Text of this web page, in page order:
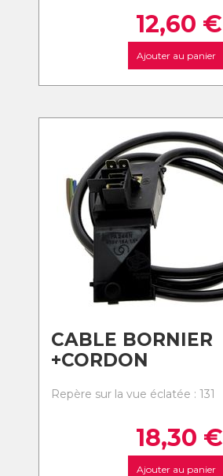
12,60 €
Ajouter au panier
CABLE BORNIER
+CORDON
Repère sur la vue éclatée : 131
18,30 €
Ajouter au panier